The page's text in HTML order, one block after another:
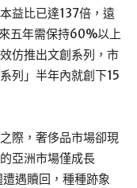
益比已達137倍，遠
五年需保持60%以上
仿推出文創系列，市
列」半年內就創下15
際，奢侈品市場卻現
亞洲市場僅成長
遇贖回，種種跡象